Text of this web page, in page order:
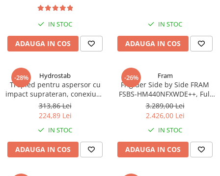
IN STOC
ADAUGA IN COS
IN STOC
ADAUGA IN COS
-28% Hydrostab
Trepied pentru aspersor cu
impact suprateran, conexiune
cm
313,86 Lei
224,89 Lei
IN STOC
ADAUGA IN COS
-26% Fram
Frigider Side by Side FRAM
FSBS-HM440NFXWDE++, Full
No Frost, 439 L, Inverter,
Dozator apă, Display Touch,
Clasa E, Aspect Inox
3.289,00 Lei
2.426,00 Lei
IN STOC
ADAUGA IN COS